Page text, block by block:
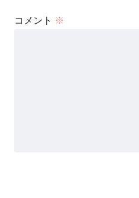
コメント ※